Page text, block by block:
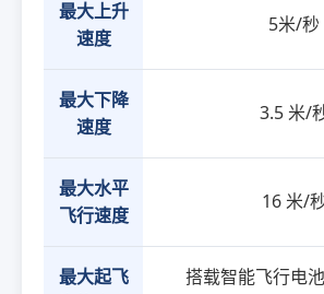
最大上升
速度
5米/秒
最大下降
速度
3.5 米/
最大水平
飞行速度
16 米/
最大起飞
搭载智能飞行电